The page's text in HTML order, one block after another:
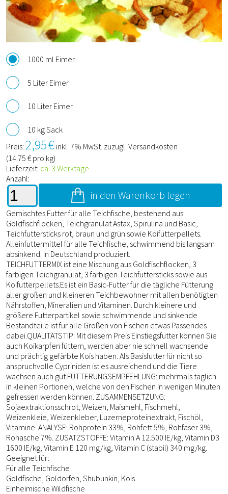
1000 ml Eimer
5 Liter Eimer
10 Liter Eimer
10 kg Sack
Preis: 2,95€ inkl. 7% MwSt. zuzügl. Versandkosten
(14.75 € pro kg)
Lieferzeit: ca. 3 Werktage
Anzahl:
in den Warenkorb legen
Gemischtes Futter für alle Teichfische, bestehend aus:
Goldfischflocken, Teichgranulat Astax, Spirulina und Basic,
Teichfuttersticks rot, braun und grün sowie Koifutterpellets.
Alleinfuttermittel für alle Teichfische, schwimmend bis langsam
absinkend. In Deutschland produziert.
TEICHFUTTERMIX ist eine Mischung aus Goldfischflocken, 3
farbigen Teichgranulat, 3 farbigen Teichfuttersticks sowie aus
Koifutterpellets.Es ist ein Basic-Futter für die tägliche Fütterung
aller großen und kleineren Teichbewohner mit allen benötigten
Nährstoffen, Mineralien und Vitaminen. Durch kleinere und
größere Futterpartikel sowie schwimmende und sinkende
Bestandteile ist für alle Größen von Fischen etwas Passendes
dabei.QUALITÄTSTIP: Mit diesem Preis Einstiegsfutter können Sie
auch Koikarpfen füttern, werden aber nie schnell wachsende
und prächtig gefärbte Kois haben. Als Basisfutter für nicht so
anspruchvolle Cypriniden ist es ausreichend und die Tiere
wachsen auch gut.FÜTTERUNGSEMPFEHLUNG: mehrmals täglich
in kleinen Portionen, welche von den Fischen in wenigen Minuten
gefressen werden können. ZUSAMMENSETZUNG:
Sojaextraktionsschrot, Weizen, Maismehl, Fischmehl,
Weizenkleie, Weizenkleber, Luzerneproteinextrakt, Fischöl,
Vitamine. ANALYSE: Rohprotein 33%, Rohfett 5%, Rohfaser 3%,
Rohasche 7%. ZUSATZSTOFFE: Vitamin A 12.500 IE/kg, Vitamin D3
1600 IE/kg, Vitamin E 120 mg/kg, Vitamin C (stabil) 340 mg/kg.
Geeignet für:
Für alle Teichfische
Goldfische, Goldorfen, Shubunkin, Kois
Einheimische Wildfische